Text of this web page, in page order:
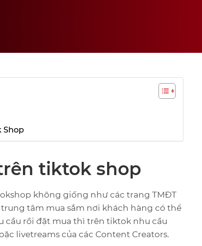
Shop
tiktok shop
không giống như các trang TMĐT
trung tâm mua sắm nơi khách hàng có thể
cầu rồi đặt mua thì trên tiktok nhu cầu
livetreams của các Content Creators.